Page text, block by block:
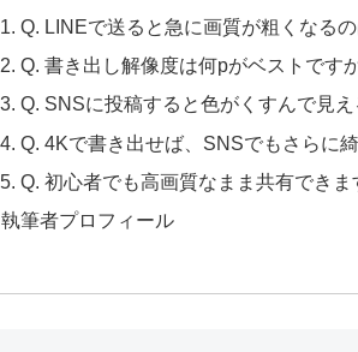
Q. LINEで送ると急に画質が粗くなる
Q. 書き出し解像度は何pがベストです
Q. SNSに投稿すると色がくすんで見え
Q. 4Kで書き出せば、SNSでもさらに
Q. 初心者でも高画質なまま共有できま
執筆者プロフィール